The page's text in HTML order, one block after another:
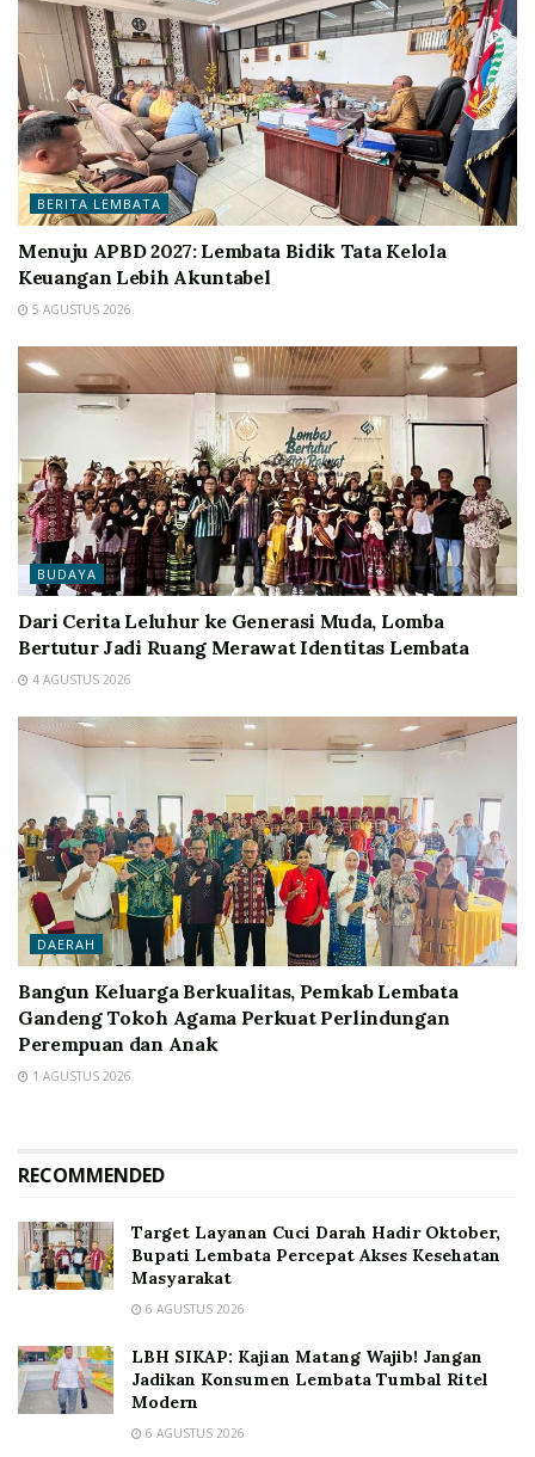
BERITA LEMBATA
Menuju APBD 2027: Lembata Bidik Tata Kelola
Keuangan Lebih Akuntabel
5 AGUSTUS 2026
BUDAYA
Dari Cerita Leluhur ke Generasi Muda, Lomba
Bertutur Jadi Ruang Merawat Identitas Lembata
4 AGUSTUS 2026
DAERAH
Bangun Keluarga Berkualitas, Pemkab Lembata
Gandeng Tokoh Agama Perkuat Perlindungan
Perempuan dan Anak
1 AGUSTUS 2026
RECOMMENDED
Target Layanan Cuci Darah Hadir Oktober,
Bupati Lembata Percepat Akses Kesehatan
Masyarakat
6 AGUSTUS 2026
LBH SIKAP: Kajian Matang Wajib! Jangan
Jadikan Konsumen Lembata Tumbal Ritel
Modern
6 AGUSTUS 2026